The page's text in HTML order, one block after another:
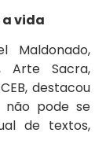
a vida
Maldonado,
Arte Sacra,
destacou
não pode se
de textos,